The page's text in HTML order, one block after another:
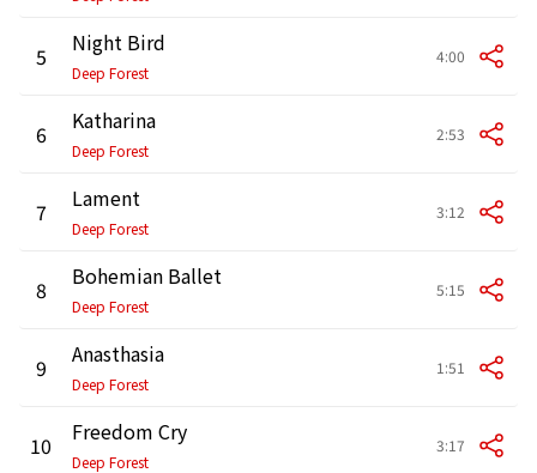
5 Night Bird
Deep Forest
4:00
6 Katharina
Deep Forest
2:53
7 Lament
Deep Forest
3:12
8 Bohemian Ballet
Deep Forest
5:15
9 Anasthasia
Deep Forest
1:51
10 Freedom Cry
Deep Forest
3:17